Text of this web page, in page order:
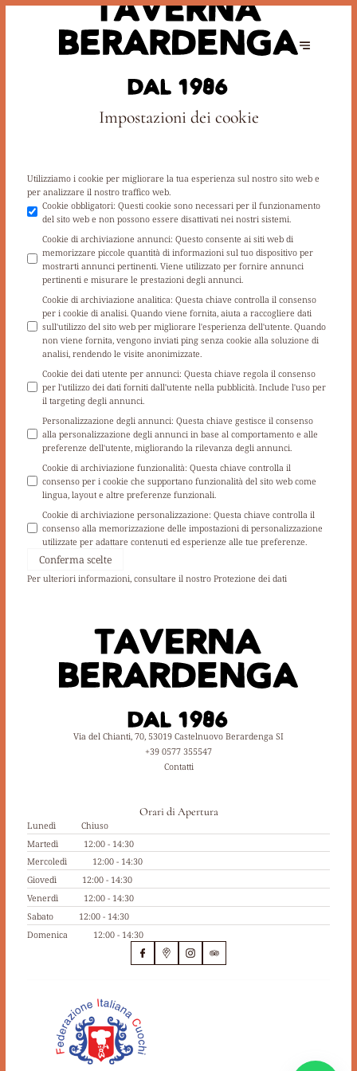
Impostazioni dei cookie
Utilizziamo i cookie per migliorare la tua esperienza sul nostro sito web e
per analizzare il nostro traffico web.
Cookie obbligatori: Questi cookie sono necessari per il funzionamento
del sito web e non possono essere disattivati nei nostri sistemi.
Cookie di archiviazione annunci: Questo consente ai siti web di
memorizzare piccole quantità di informazioni sul tuo dispositivo per
mostrarti annunci pertinenti. Viene utilizzato per fornire annunci
pertinenti e misurare le prestazioni degli annunci.
Cookie di archiviazione analitica: Questa chiave controlla il consenso
per i cookie di analisi. Quando viene fornita, aiuta a raccogliere dati
sull'utilizzo del sito web per migliorare l'esperienza dell'utente. Quando
non viene fornita, vengono inviati ping senza cookie alla soluzione di
analisi, rendendo le visite anonimizzate.
Cookie dei dati utente per annunci: Questa chiave regola il consenso
per l'utilizzo dei dati forniti dall'utente nella pubblicità. Include l'uso per
il targeting degli annunci.
Personalizzazione degli annunci: Questa chiave gestisce il consenso
alla personalizzazione degli annunci in base al comportamento e alle
preferenze dell'utente, migliorando la rilevanza degli annunci.
Cookie di archiviazione funzionalità: Questa chiave controlla il
consenso per i cookie che supportano funzionalità del sito web come
lingua, layout e altre preferenze funzionali.
Cookie di archiviazione personalizzazione: Questa chiave controlla il
consenso alla memorizzazione delle impostazioni di personalizzazione
utilizzate per adattare contenuti ed esperienze alle tue preferenze.
Conferma scelte
Per ulteriori informazioni, consultare il nostro Protezione dei dati
Via del Chianti, 70, 53019 Castelnuovo Berardenga SI
+39 0577 355547
Contatti
Orari di Apertura
Lunedì
Chiuso
Martedì
12:00 - 14:30
Mercoledì
12:00 - 14:30
Giovedì
12:00 - 14:30
Venerdì
12:00 - 14:30
Sabato
12:00 - 14:30
Domenica
12:00 - 14:30